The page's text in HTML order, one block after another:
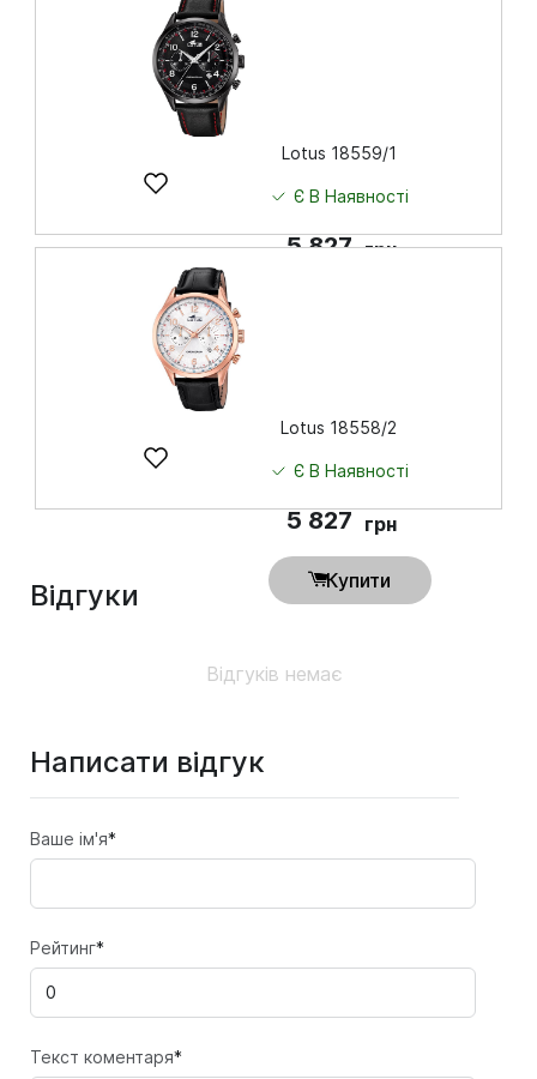
Lotus 18559/1
Є В Наявності
5 827 грн
Lotus 18558/2
Є В Наявності
5 827 грн
Купити
Відгуки
Відгуків немає
Написати відгук
Ваше ім'я*
Рейтинг*
Текст коментаря*